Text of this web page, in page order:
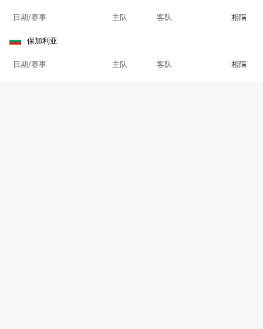
日期/赛事 主队 客队 相隔
保加利亚
日期/赛事 主队 客队 相隔